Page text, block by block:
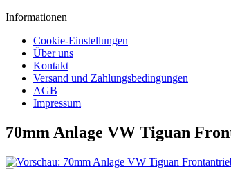
Informationen
Cookie-Einstellungen
Über uns
Kontakt
Versand und Zahlungsbedingungen
AGB
Impressum
70mm Anlage VW Tiguan